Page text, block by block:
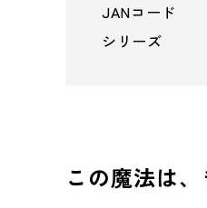
JANコード
シリーズ
この魔法は